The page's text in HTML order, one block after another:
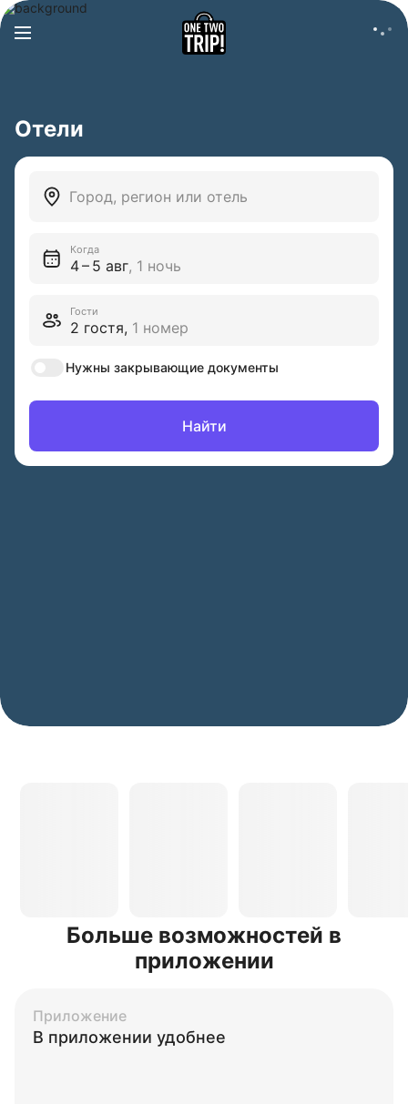
Отели
Город, регион или отель
Когда
4 – 5 авг, 1 ночь
Гости
2 гостя, 1 номер
Нужны закрывающие документы
Найти
Больше возможностей в
приложении
Приложение
В приложении удобнее